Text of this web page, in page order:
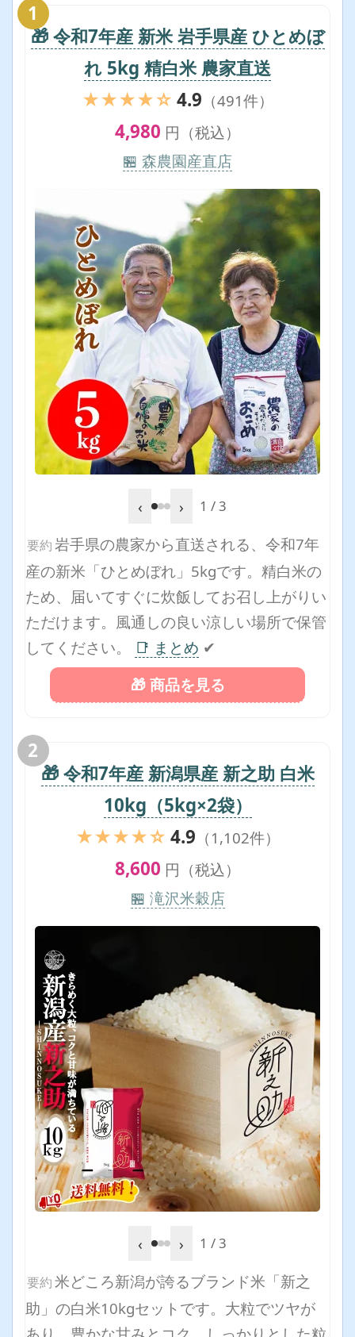
1
🎁 令和7年産 新米 岩手県産 ひとめぼ
れ 5kg 精白米 農家直送
★★★★☆ 4.9 （491件）
4,980 円（税込）
🏪 森農園産直店
‹ › 1 / 3
要約 岩手県の農家から直送される、令和7年
産の新米「ひとめぼれ」5kgです。精白米の
ため、届いてすぐに炊飯してお召し上がりい
ただけます。風通しの良い涼しい場所で保管
してください。
📑 まとめ ✔
🎁 商品を見る
2
🎁 令和7年産 新潟県産 新之助 白米
10kg（5kg×2袋）
★★★★☆ 4.9 （1,102件）
8,600 円（税込）
🏪 滝沢米穀店
‹ › 1 / 3
要約 米どころ新潟が誇るブランド米「新之
助」の白米10kgセットです。大粒でツヤが